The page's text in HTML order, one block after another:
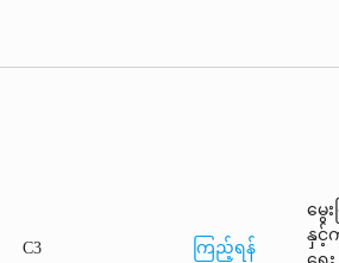
C3 ကြည့်ရန်
မွေး
နှ